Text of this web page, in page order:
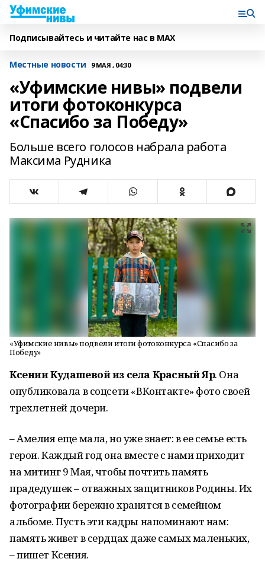
Подписывайтесь и читайте нас в MAX
Местные новости 9 МАЯ , 04:30
«Уфимские нивы» подвели
итоги фотоконкурса
«Спасибо за Победу»
Больше всего голосов набрала работа
Максима Рудника
«Уфимские нивы» подвели итоги фотоконкурса «Спасибо за
Победу»
Ксении Кудашевой из села Красный Яр. Она
опубликовала в соцсети «ВКонтакте» фото своей
трехлетней дочери.
– Амелия еще мала, но уже знает: в ее семье есть
герои. Каждый год она вместе с нами приходит
на митинг 9 Мая, чтобы почтить память
прадедушек – отважных защитников Родины. Их
фотографии бережно хранятся в семейном
альбоме. Пусть эти кадры напоминают нам:
память живет в сердцах даже самых маленьких,
– пишет Ксения.